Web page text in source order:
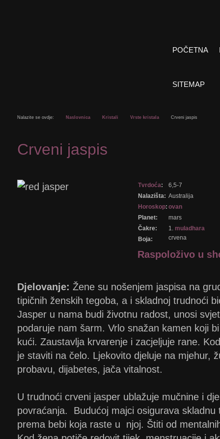
POČETNA
SITEMAP
Nalazite se ovdje: Naslovnica Kristali Vrste kristala Crveni jaspis
Crveni jaspis
Tvrdoća:
6,5-7
Nalazišta: Australija
Horoskop: ovan
Planet:
mars
Čakre:
1. muladhara
Boja:
crvena
Raspoloživo u
Djelovanje: Žene su nošenjem jaspisa na
tipičnih ženskih tegoba, a i skladnoj trudnoći
Jasper u nama budi životnu radost, unosi
podaruje nam šarm. Vrlo snažan kamen koji
kući. Zaustavlja krvarenje i zacjeljuje rane.
je staviti na čelo. Ljekovito djeluje na mjehur,
probavu, dijabetes, jača vitalnost.
U trudnoći crveni jasper ublažuje mučnine i
povraćanja. Budućoj majci osigurava skladnu
prema bebi koja raste u njoj. Štiti od